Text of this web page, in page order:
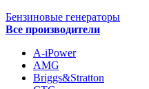
Бензиновые генераторы
Все производители
A-iPower
AMG
Briggs&Stratton